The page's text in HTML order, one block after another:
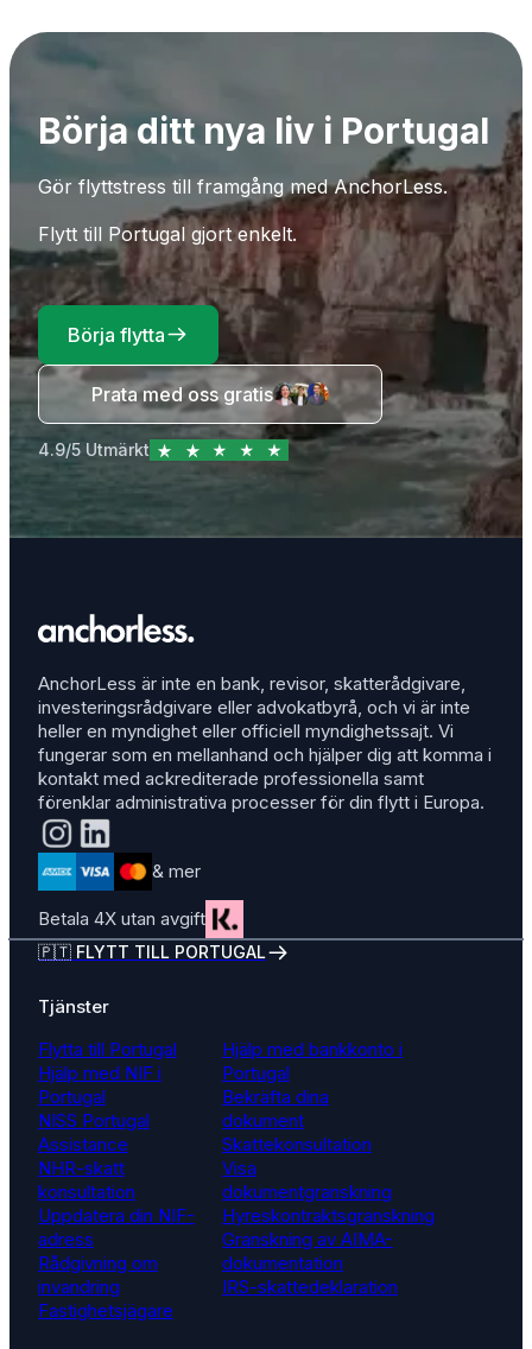
Börja ditt nya liv i Portugal
Gör flyttstress till framgång med AnchorLess.
Flytt till Portugal gjort enkelt.
Börja flytta
Prata med oss gratis
4.9/5 Utmärkt
AnchorLess är inte en bank, revisor, skatterådgivare,
investeringsrådgivare eller advokatbyrå, och vi är inte
heller en myndighet eller officiell myndighetssajt. Vi
fungerar som en mellanhand och hjälper dig att komma i
kontakt med ackrediterade professionella samt
förenklar administrativa processer för din flytt i Europa.
& mer
Betala 4X utan avgift
🇵🇹 FLYTT TILL PORTUGAL
Tjänster
Flytta till Portugal
Hjälp med NIF i
Portugal
NISS Portugal
Assistance
NHR-skatt
konsultation
Uppdatera din NIF-
adress
Rådgivning om
invandring
Fastighetsjägare
Hjälp med bankkonto i
Portugal
Bekräfta dina
dokument
Skattekonsultation
Visa
dokumentgranskning
Hyreskontraktsgranskning
Granskning av AIMA-
dokumentation
IRS-skattedeklaration